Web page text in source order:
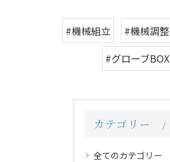
#機械組立 #機械調整
#グローブBOX
カテゴリー
全てのカテゴリー